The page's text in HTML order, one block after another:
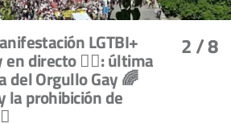
2/ 8
LGTBI+
directo 🏳️‍🌈: última
del Orgullo Gay 🌈
prohibición de